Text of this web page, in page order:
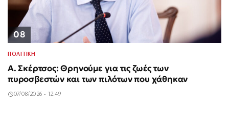
08
ΠΟΛΙΤΙΚΗ
Α. Σκέρτσος: Θρηνούμε για τις ζωές των
πυροσβεστών και των πιλότων που χάθηκαν
07/08/2026 - 12:49